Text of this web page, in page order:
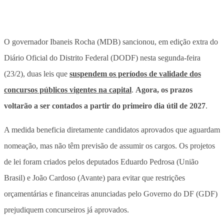
O governador Ibaneis Rocha (MDB) sancionou, em edição extra do
Diário Oficial do Distrito Federal (DODF) nesta segunda-feira
(23/2), duas leis que suspendem os períodos de validade dos
concursos públicos vigentes na capital. Agora, os prazos
voltarão a ser contados a partir do primeiro dia útil de 2027.
A medida beneficia diretamente candidatos aprovados que aguardam
nomeação, mas não têm previsão de assumir os cargos. Os projetos
de lei foram criados pelos deputados Eduardo Pedrosa (União
Brasil) e João Cardoso (Avante) para evitar que restrições
orçamentárias e financeiras anunciadas pelo Governo do DF (GDF)
prejudiquem concurseiros já aprovados.